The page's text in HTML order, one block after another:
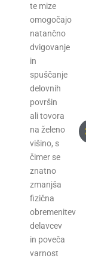
te mize
omogočajo
natančno
dvigovanje
in
spuščanje
delovnih
površin
ali tovora
na želeno
višino, s
čimer se
znatno
zmanjša
fizična
obremenitev
delavcev
in poveča
varnost